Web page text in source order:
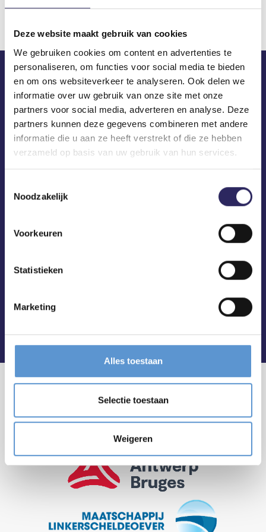
Deze website maakt gebruik van cookies
We gebruiken cookies om content en advertenties te
personaliseren, om functies voor social media te bieden
en om ons websiteverkeer te analyseren. Ook delen we
informatie over uw gebruik van onze site met onze
partners voor social media, adverteren en analyse. Deze
partners kunnen deze gegevens combineren met andere
informatie die u aan ze heeft verstrekt of die ze hebben
verzameld op basis van uw gebruik van hun services.
Noodzakelijk
Voorkeuren
Statistieken
Marketing
Alles toestaan
Selectie toestaan
Weigeren
ECA in je mailbox?